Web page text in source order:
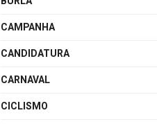
CAMPANHA
CANDIDATURA
CARNAVAL
CICLISMO